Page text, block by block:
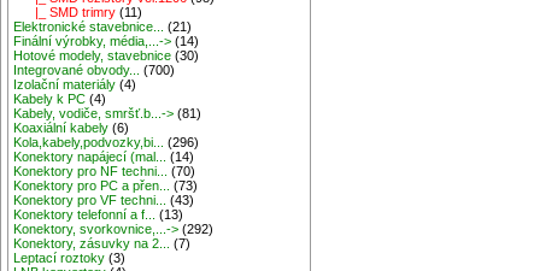
|_ SMD trimry (11)
Elektronické stavebnice...
(21)
Finální výrobky, média,...-> (14)
Hotové modely, stavebnice (30)
Integrované obvody...
(700)
Izolační materiály (4)
Kabely k PC (4)
Kabely, vodiče, smršť.b...-> (81)
Koaxiální kabely (6)
Kola,kabely,podvozky,bi...
(296)
Konektory napájecí (mal...
(14)
Konektory pro NF techni...
(70)
Konektory pro PC a přen...
(73)
Konektory pro VF techni...
(43)
Konektory telefonní a f...
(13)
Konektory, svorkovnice,...-> (292)
Konektory, zásuvky na 2...
(7)
Leptací roztoky (3)